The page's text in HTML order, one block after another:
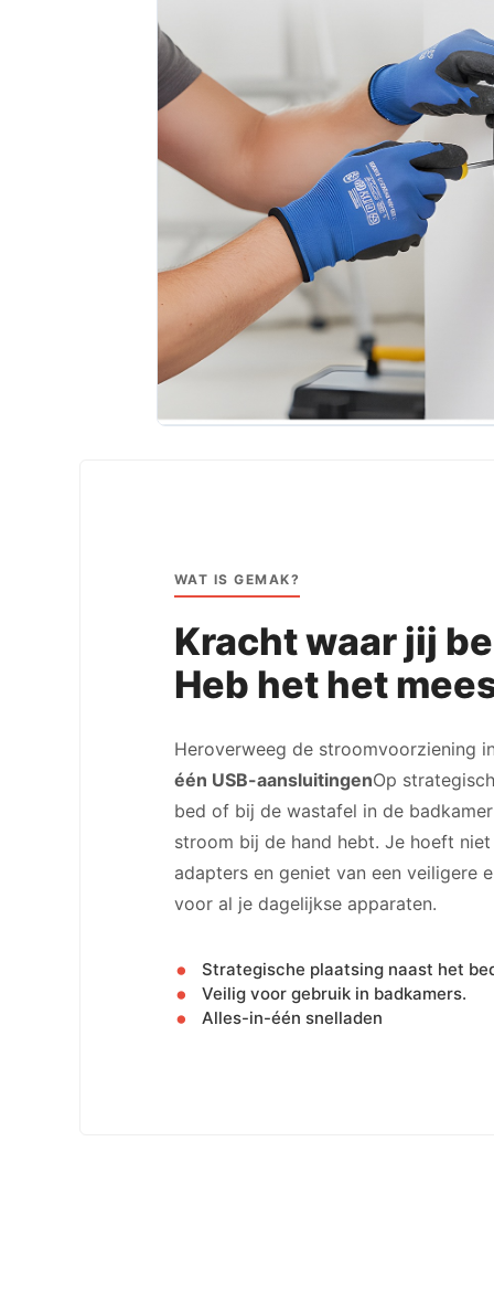
WAT IS GEMAK?
Kracht waar jij
Heb het het
Heroverweeg de stroomvoorziening
één USB-aansluitingenOp
bed of bij de wastafel in de
stroom bij de hand hebt. Je hoeft
adapters en geniet van een veiligere
voor al je dagelijkse apparaten.
Strategische plaatsing naast het
Veilig voor gebruik in badkamers.
Alles-in-één snelladen